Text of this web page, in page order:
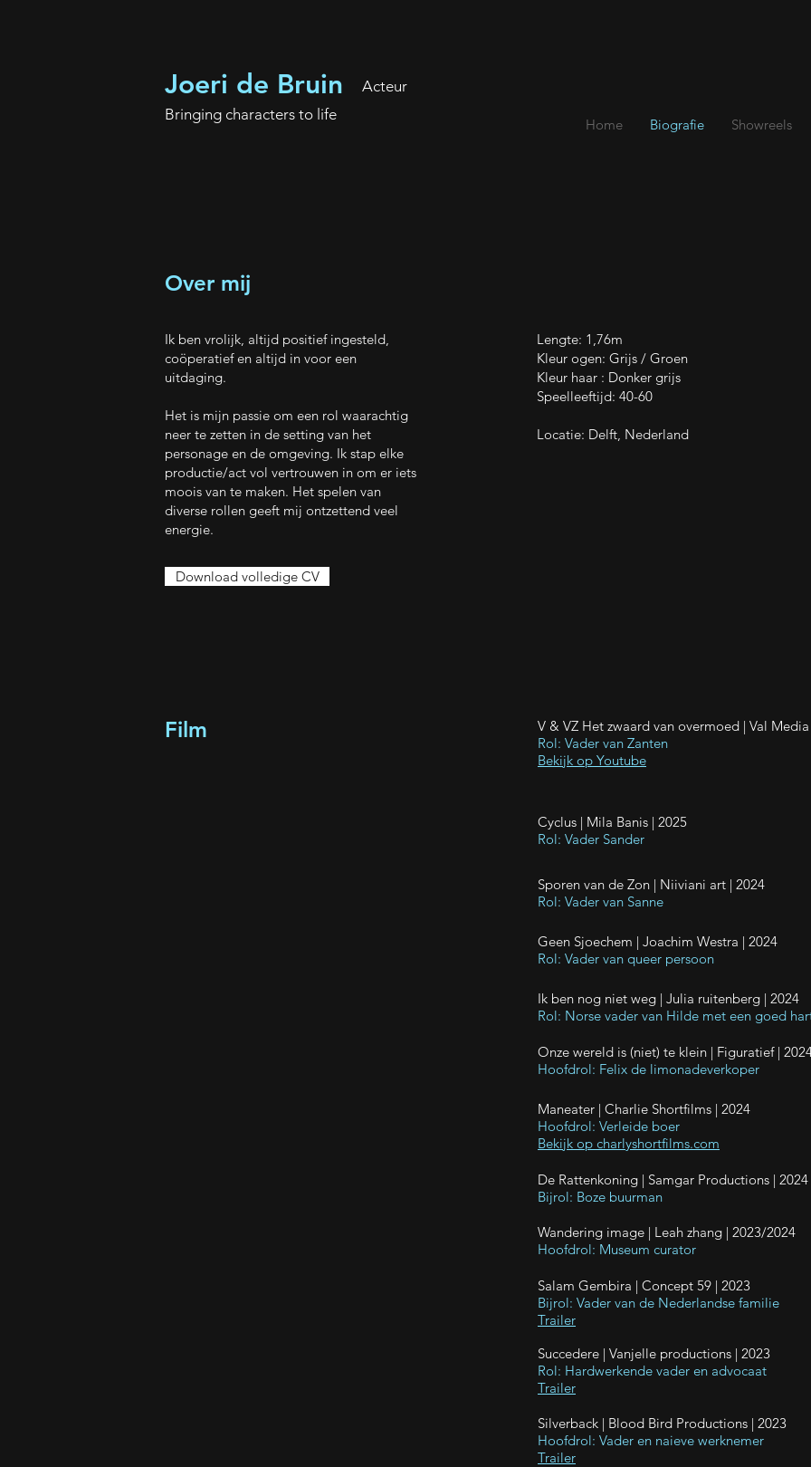
Joeri de Bruin
Acteur
Bringing characters to life
Home Biografie Showreels
Over mij
Ik ben vrolijk, altijd positief ingesteld,
coöperatief en altijd in voor een
uitdaging.
Het is mijn passie om een rol waarachtig
neer te zetten in de setting van het
personage en de omgeving. Ik stap elke
productie/act vol vertrouwen in om er iets
moois van te maken. Het spelen van
diverse rollen geeft mij ontzettend veel
energie.
Lengte: 1,76m
Kleur ogen: Grijs / Groen
Kleur haar : Donker grijs
Speelleeftijd: 40-60
Locatie: Delft, Nederland
Download volledige CV
Film V & VZ Het zwaard van overmoed | Val Media
Rol: Vader van Zanten
Bekijk op Youtube
Cyclus | Mila Banis | 2025
Rol: Vader Sander
Sporen van de Zon | Niiviani art | 2024
Rol: Vader van Sanne
Geen Sjoechem | Joachim Westra | 2024
Rol: Vader van queer persoon
Ik ben nog niet weg | Julia ruitenberg | 2024
Rol: Norse vader van Hilde met een goed
Onze wereld is (niet) te klein | Figuratief|
Hoofdrol: Felix de limonadeverkoper
Maneater | Charlie Shortfilms | 2024
Hoofdrol: Verleide boer
Bekijk op charlyshortfilms.com
De Rattenkoning | Samgar Productions | 2024
Bijrol: Boze buurman
Wandering image | Leah zhang | 2023/2024
Hoofdrol: Museum curator
Salam Gembira | Concept 59 | 2023
Bijrol: Vader van de Nederlandse familie
Trailer
Succedere | Vanjelle productions | 2023
Rol: Hardwerkende vader en advocaat
Trailer
Silverback | Blood Bird Productions | 2023
Hoofdrol: Vader en naieve werknemer
Trailer